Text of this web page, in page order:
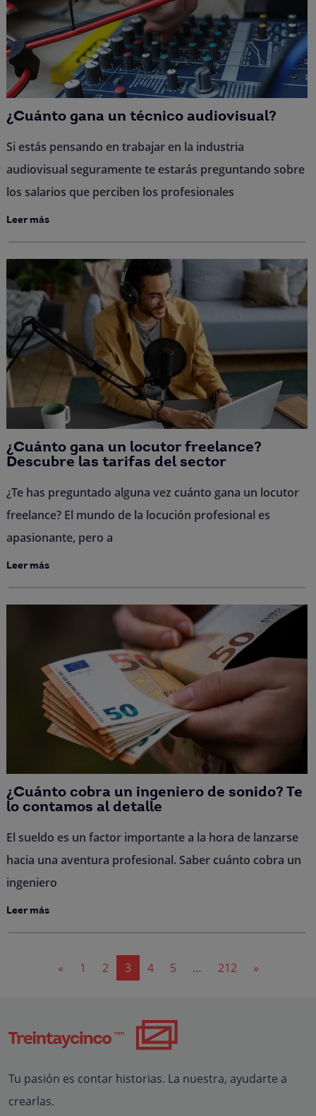
¿Cuánto gana un técnico audiovisual?
Si estás pensando en trabajar en la industria
audiovisual seguramente te estarás preguntando sobre
los salarios que perciben los profesionales
Leer más
¿Cuánto gana un locutor freelance?
Descubre las tarifas del sector
¿Te has preguntado alguna vez cuánto gana un locutor
freelance? El mundo de la locución profesional es
apasionante, pero a
Leer más
¿Cuánto cobra un ingeniero de sonido? Te
lo contamos al detalle
El sueldo es un factor importante a la hora de lanzarse
hacia una aventura profesional. Saber cuánto cobra un
ingeniero
Leer más
Navegación
« 1 2 3 4 5 … 212 »
Tu pasión es contar historias. La nuestra, ayudarte a
crearlas.